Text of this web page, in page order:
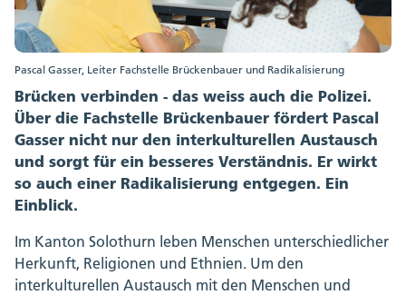
Pascal Gasser, Leiter Fachstelle Brückenbauer und Radikalisierung
Brücken verbinden - das weiss auch die Polizei.
Über die Fachstelle Brückenbauer fördert Pascal
Gasser nicht nur den interkulturellen Austausch
und sorgt für ein besseres Verständnis. Er wirkt
so auch einer Radikalisierung entgegen. Ein
Einblick.
Im Kanton Solothurn leben Menschen unterschiedlicher
Herkunft, Religionen und Ethnien. Um den
interkulturellen Austausch mit den Menschen und